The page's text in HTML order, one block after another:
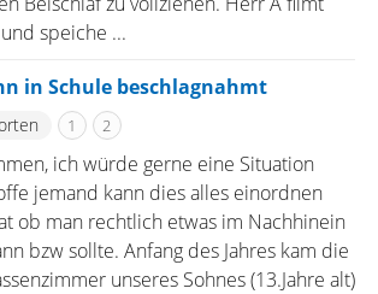
speiche ...
in Schule beschlagnahmt
1 2
ich würde gerne eine Situation
jemand kann dies alles einordnen
ob man rechtlich etwas im Nachhinein
bzw sollte. Anfang des Jahres kam die
unseres Sohnes (13.Jahre alt)